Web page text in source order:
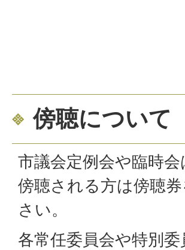
傍聴について
市議会定例会や臨時
傍聴される方は傍聴
さい。
各常任委員会や特別